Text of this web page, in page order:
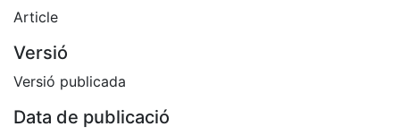
Article
Versió
Versió publicada
Data de publicació